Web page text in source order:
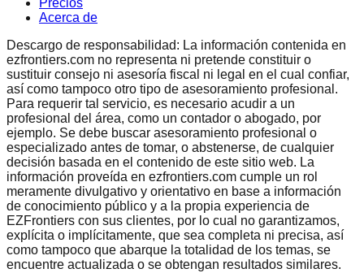
Precios
Acerca de
Descargo de responsabilidad: La información contenida en
ezfrontiers.com no representa ni pretende constituir o
sustituir consejo ni asesoría fiscal ni legal en el cual confiar,
así como tampoco otro tipo de asesoramiento profesional.
Para requerir tal servicio, es necesario acudir a un
profesional del área, como un contador o abogado, por
ejemplo. Se debe buscar asesoramiento profesional o
especializado antes de tomar, o abstenerse, de cualquier
decisión basada en el contenido de este sitio web. La
información proveída en ezfrontiers.com cumple un rol
meramente divulgativo y orientativo en base a información
de conocimiento público y a la propia experiencia de
EZFrontiers con sus clientes, por lo cual no garantizamos,
explícita o implícitamente, que sea completa ni precisa, así
como tampoco que abarque la totalidad de los temas, se
encuentre actualizada o se obtengan resultados similares.